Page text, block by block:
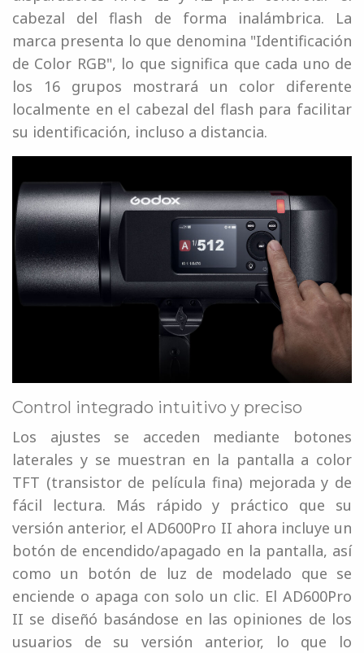
cabezal del flash de forma inalámbrica. La
marca presenta lo que denomina "Identificación
de Color RGB", lo que significa que cada uno de
los 16 grupos mostrará un color diferente
localmente en el cabezal del flash para facilitar
su identificación, incluso a distancia.
Control integrado intuitivo y preciso
Los ajustes se acceden mediante botones
laterales y se muestran en la pantalla a color
TFT (transistor de película fina) mejorada y de
fácil lectura. Más rápido y práctico que su
versión anterior, el AD600Pro II ahora incluye un
botón de encendido/apagado en la pantalla, así
como un botón de luz de modelado que se
enciende o apaga con solo un clic. El AD600Pro
II se diseñó basándose en las opiniones de los
usuarios de su versión anterior, lo que lo